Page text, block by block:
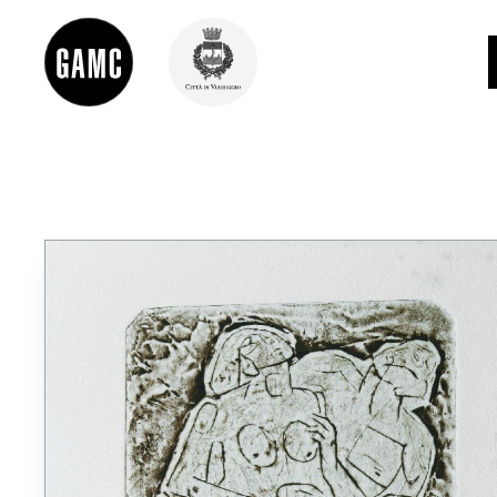
LE COLLEZIONI
GLI AUTORI
LORENZO VIANI
MOSTRE
EVENTI
PALAZZO DELLE MUSE